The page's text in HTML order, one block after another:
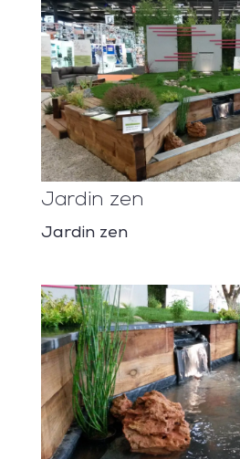
Jardin zen
Jardin zen